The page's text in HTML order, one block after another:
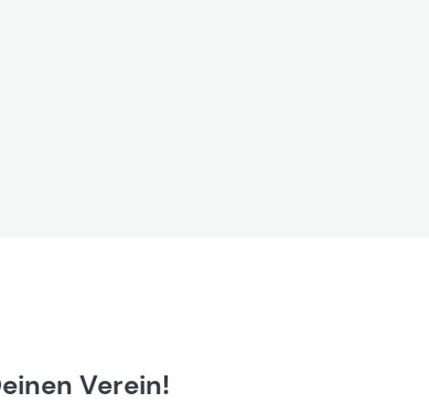
Verein!